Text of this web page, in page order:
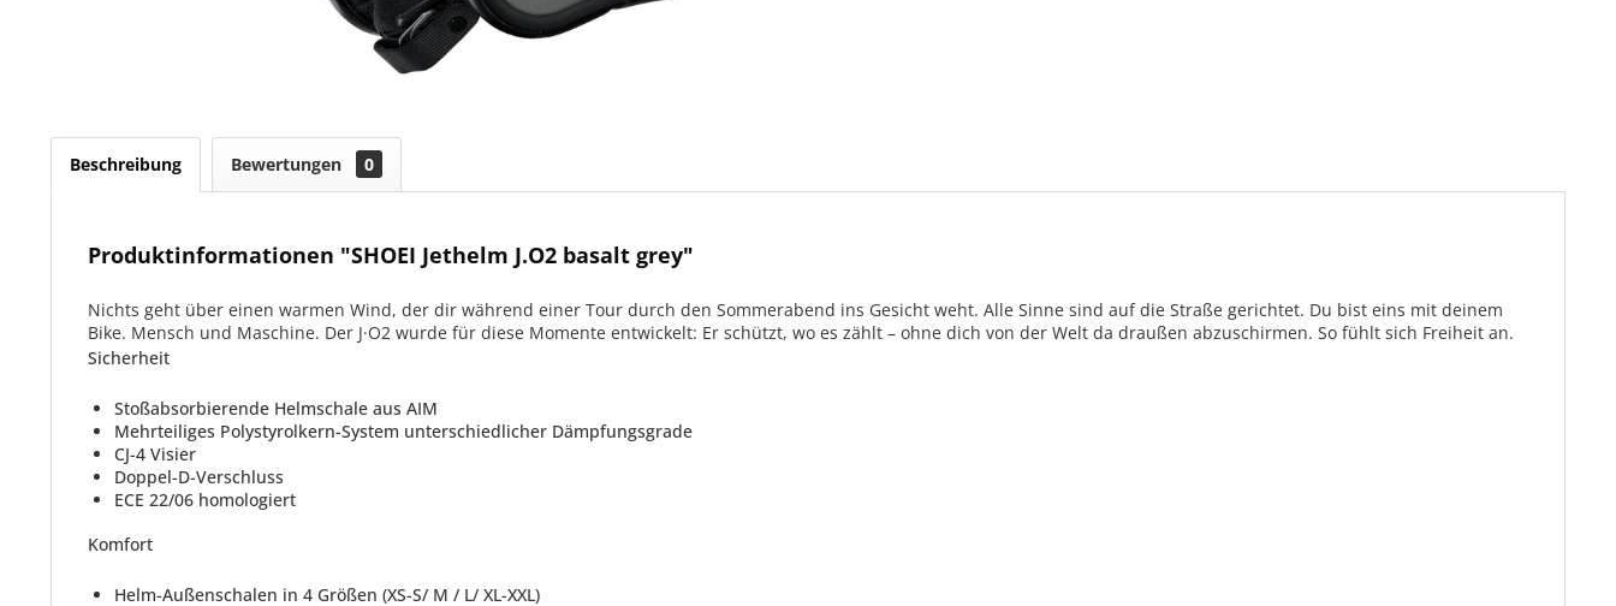
Beschreibung Bewertungen 0
Produktinformationen "SHOEI Jethelm J.O2 basalt grey"
Nichts geht über einen warmen Wind, der dir während einer Tour durch den Sommerabend ins Gesicht weht. Alle Sinne sind auf die Straße gerichtet. Du bist eins mit deinem
Bike. Mensch und Maschine. Der J·O2 wurde für diese Momente entwickelt: Er schützt, wo es zählt – ohne dich von der Welt da draußen abzuschirmen. So fühlt sich Freiheit an.
Sicherheit
Stoßabsorbierende Helmschale aus AIM
Mehrteiliges Polystyrolkern-System unterschiedlicher Dämpfungsgrade
CJ-4 Visier
Doppel-D-Verschluss
ECE 22/06 homologiert
Komfort
Helm-Außenschalen in 4 Größen (XS-S/ M / L/ XL-XXL)